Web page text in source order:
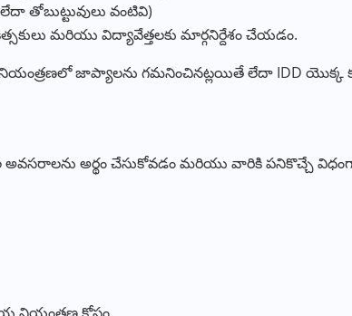
తోబుట్టువులు వంటివి)
మరియు విద్యావేత్తలకు మార్గనిర్దేశం చేయడం.
జాప్యాలను గమనించినట్లయితే లేదా IDD యొక్క
అవసరాలను అర్థం చేసుకోవడం మరియు వారికి పనికొచ్చే